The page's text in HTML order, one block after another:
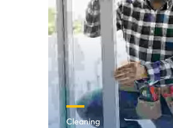
Cleaning